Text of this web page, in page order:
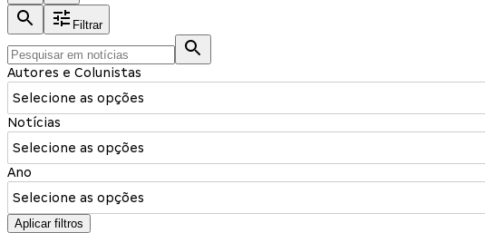
Filtrar
Autores e Colunistas
Selecione as opções
Notícias
Selecione as opções
Ano
Selecione as opções
Aplicar filtros